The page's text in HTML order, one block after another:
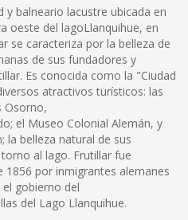
y balneario lacustre ubicada en
oeste del lagoLlanquihue, en
se caracteriza por la belleza de
de sus fundadores y
Es conocida como la "Ciudad
atractivos turísticos: las
Osorno,
el Museo Colonial Alemán, y
la belleza natural de sus
al lago. Frutillar fue
1856 por inmigrantes alemanes
gobierno del
del Lago Llanquihue.